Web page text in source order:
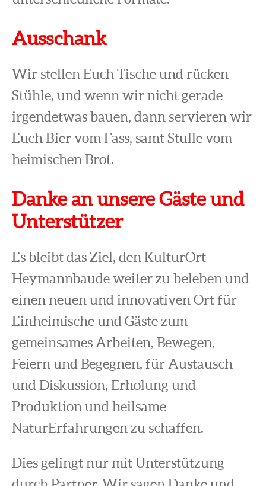
Ausschank
Wir stellen Euch Tische und rücken
Stühle, und wenn wir nicht gerade
irgendetwas bauen, dann servieren wir
Euch Bier vom Fass, samt Stulle vom
heimischen Brot.
Danke an unsere Gäste und
Unterstützer
Es bleibt das Ziel, den KulturOrt
Heymannbaude weiter zu beleben und
einen neuen und innovativen Ort für
Einheimische und Gäste zum
gemeinsames Arbeiten, Bewegen,
Feiern und Begegnen, für Austausch
und Diskussion, Erholung und
Produktion und heilsame
NaturErfahrungen zu schaffen.
Dies gelingt nur mit Unterstützung